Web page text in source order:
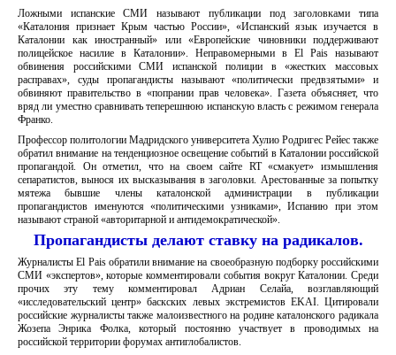
Ложными испанские СМИ называют публикации под заголовками типа
«Каталония признает Крым частью России», «Испанский язык изучается в
Каталонии как иностранный» или «Европейские чиновники поддерживают
полицейское насилие в Каталонии». Неправомерными в El Pais называют
обвинения российскими СМИ испанской полиции в «жестких массовых
расправах», суды пропагандисты называют «политически предвзятыми» и
обвиняют правительство в «попрании прав человека». Газета объясняет, что
вряд ли уместно сравнивать теперешнюю испанскую власть с режимом генерала
Франко.
Профессор политологии Мадридского университета Хулио Родригес Рейес также
обратил внимание на тенденциозное освещение событий в Каталонии российской
пропагандой. Он отметил, что на своем сайте RT «смакует» измышления
сепаратистов, вынося их высказывания в заголовки. Арестованные за попытку
мятежа бывшие члены каталонской администрации в публикации
пропагандистов именуются «политическими узниками», Испанию при этом
называют страной «авторитарной и антидемократической».
Пропагандисты делают ставку на радикалов.
Журналисты El Pais обратили внимание на своеобразную подборку российскими
СМИ «экспертов», которые комментировали события вокруг Каталонии. Среди
прочих эту тему комментировал Адриан Селайа, возглавляющий
«исследовательский центр» баскских левых экстремистов EKAI. Цитировали
российские журналисты также малоизвестного на родине каталонского радикала
Жозепа Энрика Фолка, который постоянно участвует в проводимых на
российской территории форумах антиглобалистов.